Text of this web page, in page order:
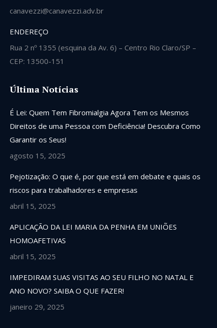
canavezzi@canavezzi.adv.br
ENDEREÇO
Rua 2 nº 1355 (esquina da Av. 6) – Centro Rio Claro/SP –
CEP: 13500-151
Última Notícias
É Lei: Quem Tem Fibromialgia Agora Tem os Mesmos
Direitos de uma Pessoa com Deficiência! Descubra Como
Garantir os Seus!
agosto 15, 2025
Pejotização: O que é, por que está em debate e quais os
riscos para trabalhadores e empresas
abril 15, 2025
APLICAÇÃO DA LEI MARIA DA PENHA EM UNIÕES
HOMOAFETIVAS
abril 15, 2025
IMPEDIRAM SUAS VISITAS AO SEU FILHO NO NATAL E
ANO NOVO? SAIBA O QUE FAZER!
janeiro 29, 2025